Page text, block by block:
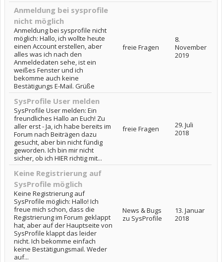
Anmeldung bei sysprofile
nicht möglich
Anmeldung bei sysprofile nicht
möglich: Hallo, ich wollte heute
einen Account erstellen, aber
alles was ich nach den
Anmeldedaten sehe, ist ein
weißes Fenster und ich
bekomme auch keine
Bestätigungs E-Mail. Grüße
freie Fragen
8.
November
2019
SysProfile User melden
SysProfile User melden: Ein
freundliches Hallo an Euch! Zu
aller erst - Ja, ich habe bereits im
Forum nach Beiträgen dazu
gesucht, aber bin nicht fündig
geworden. Ich bin mir nicht
sicher, ob ich HIER richtig mit...
freie Fragen
29. Juli
2018
Keine Registrierung auf
SysProfile möglich
Keine Registrierung auf
SysProfile möglich: Hallo! Ich
freue mich schon, dass die
Registrierung im Forum geklappt
hat, aber auf der Hauptseite von
SysProfile klappt das leider
nicht. Ich bekomme einfach
keine Bestätigungsmail. Weder
auf...
News & Bugs
zu SysProfile
13. Januar
2018